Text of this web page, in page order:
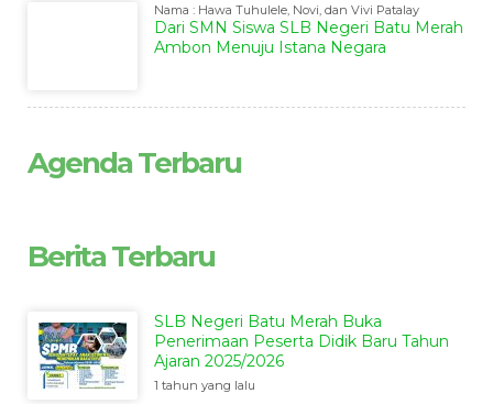
Nama : Hawa Tuhulele, Novi, dan Vivi Patalay
Dari SMN Siswa SLB Negeri Batu Merah
Ambon Menuju Istana Negara
Agenda Terbaru
Berita Terbaru
SLB Negeri Batu Merah Buka
Penerimaan Peserta Didik Baru Tahun
Ajaran 2025/2026
1 tahun yang lalu